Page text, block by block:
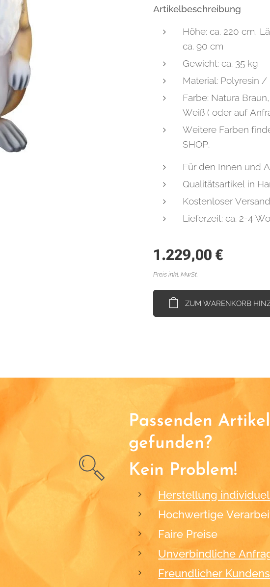
Artikelbeschreibung
Höhe: ca. 220 cm,
ca. 90 cm
Gewicht: ca. 35 kg
Material: Polyresin
Farbe: Natura
Weiß ( oder auf
Weitere Farben
SHOP.
Für den Innen und
Qualitätsartikel in
Kostenloser
Lieferzeit: ca. 2-4
1.229,00 €
Preis inkl. MwSt.
ZUM WARENKORB
Passenden
gefunden?
Kein Problem!
Herstellung
Hochwertige
Faire Preise
Unverbindliche
Freundlicher